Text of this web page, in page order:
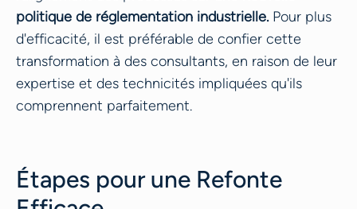
politique de réglementation industrielle.Pour plus
d'efficacité, il est préférable de confier cette
transformation à des consultants, en raison de leur
expertise et des technicités impliquées qu'ils
comprennent parfaitement.
Étapes pour une Refonte